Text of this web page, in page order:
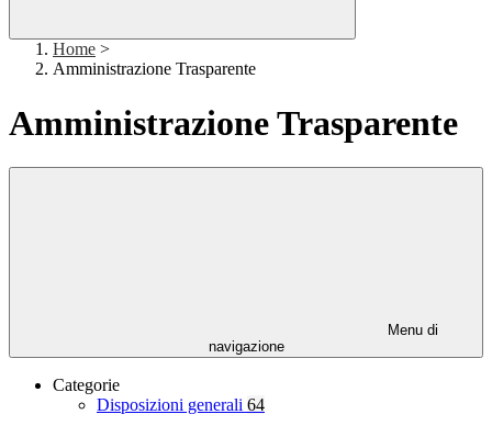
Home >
Amministrazione Trasparente
Amministrazione Trasparente
Menu di
navigazione
Categorie
Disposizioni generali 64